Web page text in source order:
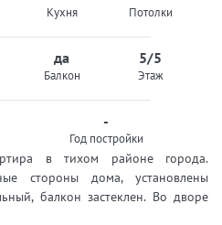
Кухня Потолки
да
Балкон
5/5
Этаж
-
Год постройки
в тихом районе города.
стороны дома, установлены
балкон застеклен. Во дворе